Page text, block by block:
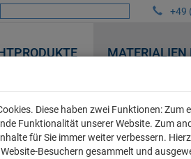
+49
MATERIALIEN
Diese haben zwei Funktionen: Zum
Funktionalität unserer Website. Zum
für Sie immer weiter verbessern.
Besuchern gesammelt und